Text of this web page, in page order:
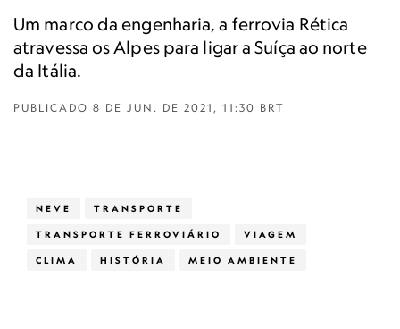
Um marco da engenharia, a ferrovia Rética
atravessa os Alpes para ligar a Suíça ao norte
da Itália.
PUBLICADO 8 DE JUN. DE 2021, 11:30 BRT
NEVE TRANSPORTE
TRANSPORTE FERROVIÁRIO VIAGEM
CLIMA HISTÓRIA MEIO AMBIENTE